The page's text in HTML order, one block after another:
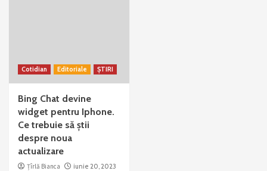
Cotidian Editoriale ȘTIRI
Bing Chat devine
widget pentru Iphone.
Ce trebuie să știi
despre noua
actualizare
Țîrlă Bianca iunie 20, 2023